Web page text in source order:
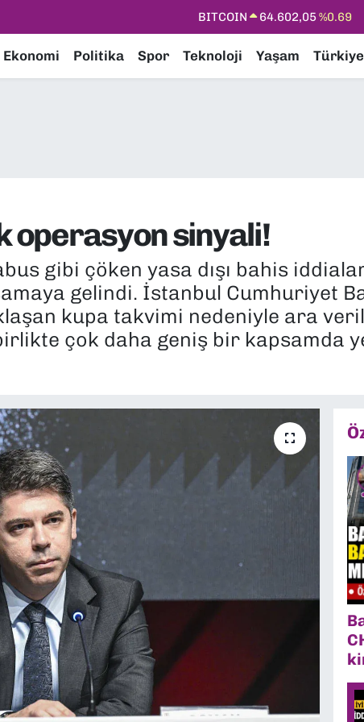
DOLAR 47,6006%0.06
STERLİN
64,2398%0.2
Ekonomi Politika Spor Teknoloji Yaşam Türkiye
operasyon sinyali!
gibi çöken yasa dışı bahis
gelindi. İstanbul Cumhuriyet
kupa takvimi nedeniyle ara
çok daha geniş bir kapsamda